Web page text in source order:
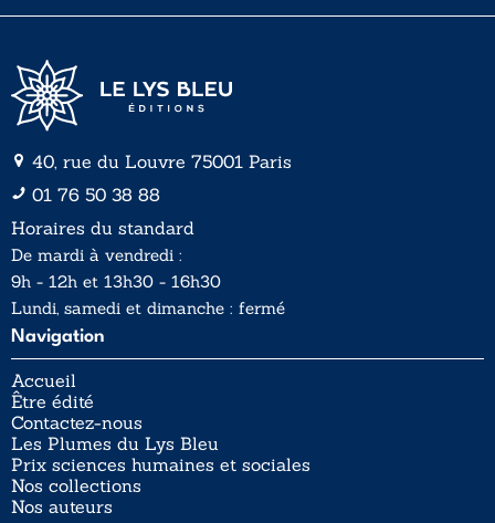
40, rue du Louvre 75001 Paris
01 76 50 38 88
Horaires du standard
De mardi à vendredi :
9h - 12h et 13h30 - 16h30
Lundi, samedi et dimanche : fermé
Navigation
Accueil
Être édité
Contactez-nous
Les Plumes du Lys Bleu
Prix sciences humaines et sociales
Nos collections
Nos auteurs